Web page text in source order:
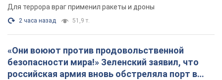
Для террора враг применил ракеты и дроны
2 часа назад 51,9 т.
«Они воюют против продовольственной
безопасности мира!» Зеленский заявил, что
российская армия вновь обстреляла порт в